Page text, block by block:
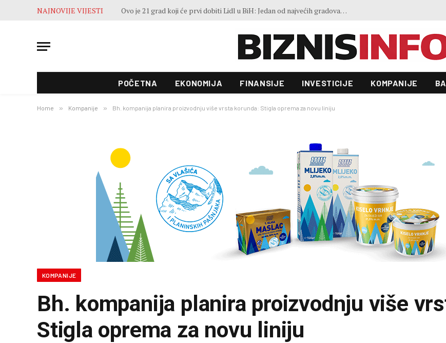
NAJNOVIJE VIJESTI FAO indeks cijena hrane blago porastao u julu: Vremenski ekstremi, energija i geopolitika utiču na kretanja na tržištima
POČETNA EKONOMIJA FINANSIJE INVESTICIJE KOMPANIJE
Home » Kompanije » Bh. kompanija planira proizvodnju više vrsta korunda: Stigla oprema za novu liniju
KOMPANIJE
Bh. kompanija planira proizvodnju više
Stigla oprema za novu liniju